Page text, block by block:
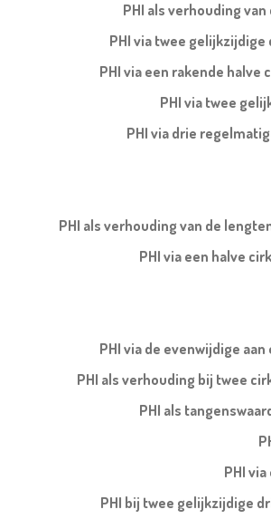
PHI als verhouding
PHI via twee
PHI via een rakende
PHI via twee
PHI via drie
PHI als verhouding van de
PHI via een halve
PHI via de evenwijdige
PHI als verhouding bij twee
PHI als
PHI
PHI bij twee gelijkzijdige